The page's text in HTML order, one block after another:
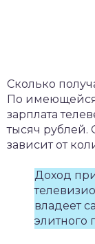
Сколько
По
зарплата
тысяч рублей.
зависит от
Доход
владеет
элитного